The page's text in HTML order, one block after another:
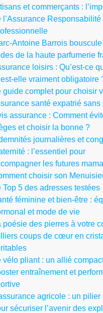
et commerçants :
l’Assurance
Antoine Barrois
de la haute parfumerie
loisirs : Qu’est-ce
elle vraiment obligatoire
guide complet pour choisir
santé expatrié sans
assurance : Comment
et choisir la bonne ?
journalières et
: l’essentiel pour
les futures
choisir son
Top 5 des adresses testées
féminine et bien-être :
et mode de vie
poésie des pierres à votre
coups de cœur en
vélo pliant : un allié
entraînement et
agricole : un pilier
sécuriser l’avenir des